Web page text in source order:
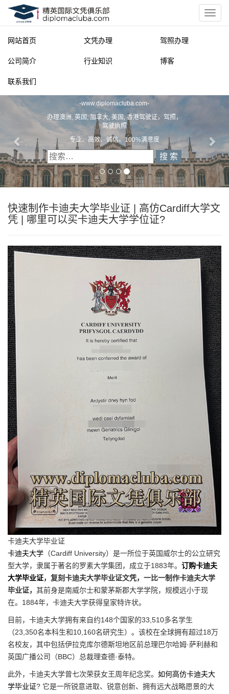
网站首页 文凭办理 驾照办理
公司简介 行业知识 博客
联系我们
-www.diplomacluba.com-
办理澳洲, 英国, 加拿大, 美国, 香港驾驶证，驾照，
驾驶执照
专业、高效、诚信、100%满意度
快速制作卡迪夫大学毕业证 | 高仿Cardiff大学文
凭 | 哪里可以买卡迪夫大学学位证?
卡迪夫大学毕业证
卡迪夫大学 （Cardiff University）是一所位于英国威尔士的公立研究
型大学，隶属于著名的罗素大学集团，成立于1883年。 订购卡迪夫
大学毕业证，复刻卡迪夫大学毕业证文凭，一比一制作卡迪夫大学
毕业证， 其前身是南威尔士和蒙茅斯郡大学学院，规模远小于现
在。1884年，卡迪夫大学获得皇家特许状。
目前，卡迪夫大学拥有来自约148个国家的33,510多名学生
（23,350名本科生和10,160名研究生）。该校在全球拥有超过18万
名校友，其中包括伊拉克库尔德斯坦地区前总理巴尔哈姆·萨利赫和
英国广播公司（BBC）总裁理查德·泰特。
此外，卡迪夫大学曾七次荣获女王周年纪念奖。 如何高仿卡迪夫大
学毕业证? 它是一所锐意进取、锐意创新、拥有远大战略愿景的大